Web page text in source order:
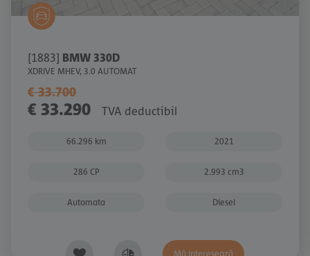
[1883] BMW 330D
XDRIVE MHEV, 3.0 AUTOMAT
€ 33.700
€ 33.290 TVA deductibil
66.296 km 2021
286 CP 2.993 cm3
Automata Diesel
Mă interesează